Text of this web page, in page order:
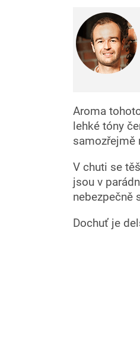
Aroma
lehké tóny
samozřejmě
V chuti se
jsou v
nebezpečně
Dochuť je